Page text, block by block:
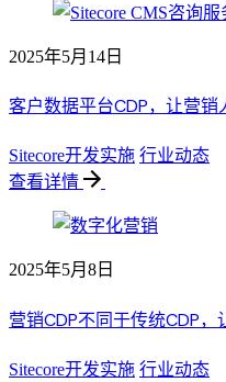
2025年5月14日
客户数据平台CDP，让营
Sitecore开发实施 行业动态
查看详情
2025年5月8日
营销CDP不同于传统CDP
Sitecore开发实施 行业动态